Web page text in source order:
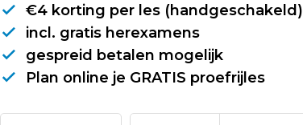
€4 korting per les (handgeschakeld)
incl. gratis herexamens
gespreid betalen mogelijk
Plan online je GRATIS proefrijles